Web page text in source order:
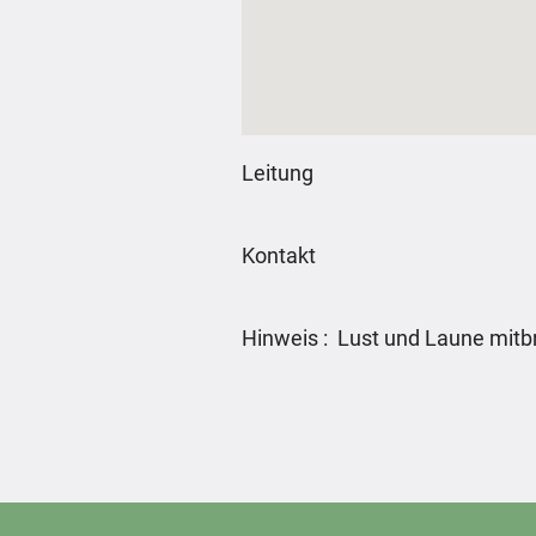
Leitung
Kontakt
Hinweis : Lust und Laune